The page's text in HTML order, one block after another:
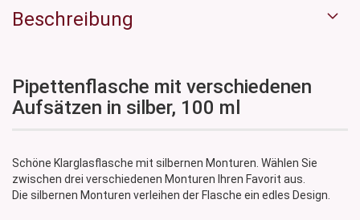
Beschreibung
Pipettenflasche mit verschiedenen
Aufsätzen in silber, 100 ml
Schöne Klarglasflasche mit silbernen Monturen. Wählen Sie
zwischen drei verschiedenen Monturen Ihren Favorit aus.
Die silbernen Monturen verleihen der Flasche ein edles Design.